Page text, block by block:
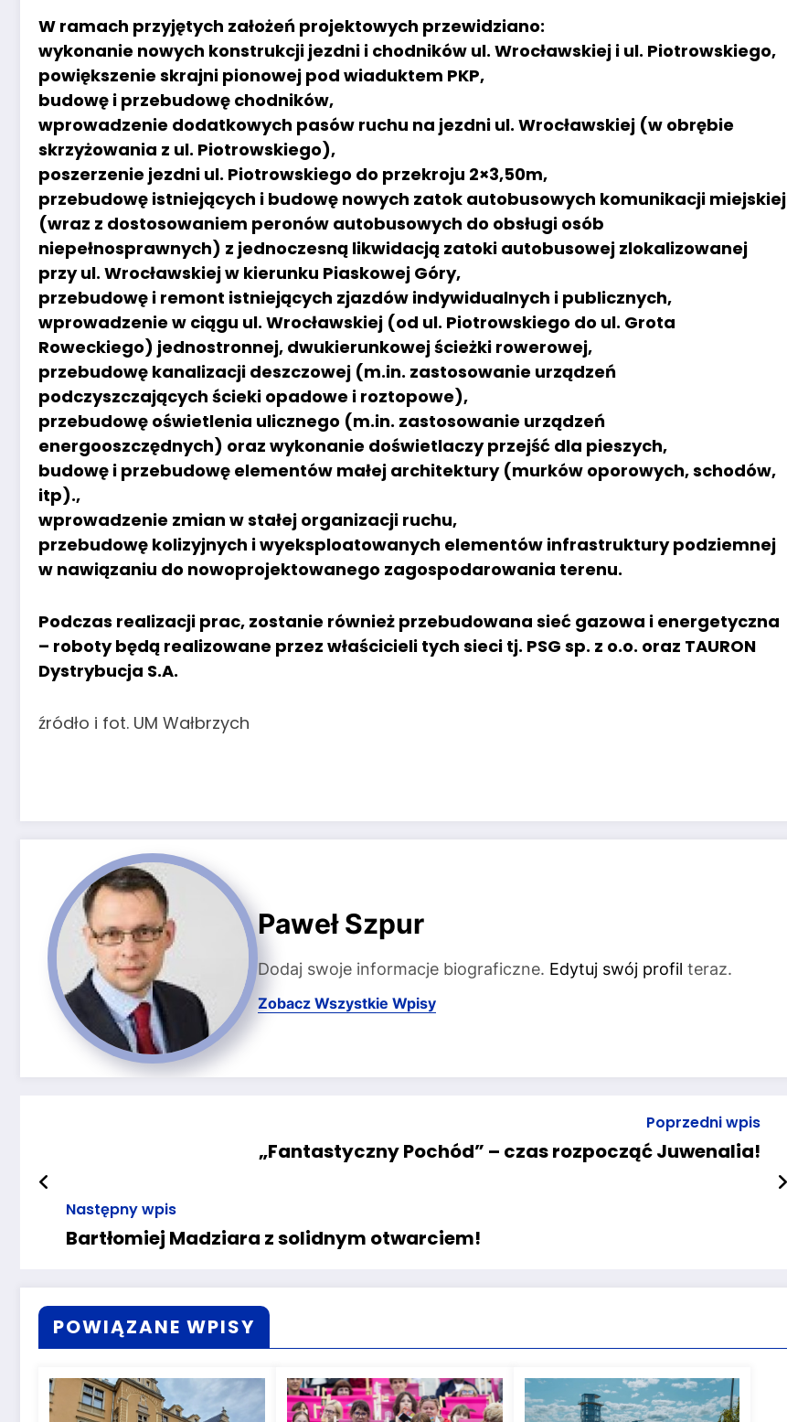
W ramach przyjętych założeń projektowych przewidziano:
wykonanie nowych konstrukcji jezdni i chodników ul. Wrocławskiej i ul. Piotrowskiego,
powiększenie skrajni pionowej pod wiaduktem PKP,
budowę i przebudowę chodników,
wprowadzenie dodatkowych pasów ruchu na jezdni ul. Wrocławskiej (w obrębie
skrzyżowania z ul. Piotrowskiego),
poszerzenie jezdni ul. Piotrowskiego do przekroju 2×3,50m,
przebudowę istniejących i budowę nowych zatok autobusowych komunikacji miejskiej
(wraz z dostosowaniem peronów autobusowych do obsługi osób
niepełnosprawnych) z jednoczesną likwidacją zatoki autobusowej zlokalizowanej
przy ul. Wrocławskiej w kierunku Piaskowej Góry,
przebudowę i remont istniejących zjazdów indywidualnych i publicznych,
wprowadzenie w ciągu ul. Wrocławskiej (od ul. Piotrowskiego do ul. Grota
Roweckiego) jednostronnej, dwukierunkowej ścieżki rowerowej,
przebudowę kanalizacji deszczowej (m.in. zastosowanie urządzeń
podczyszczających ścieki opadowe i roztopowe),
przebudowę oświetlenia ulicznego (m.in. zastosowanie urządzeń
energooszczędnych) oraz wykonanie doświetlaczy przejść dla pieszych,
budowę i przebudowę elementów małej architektury (murków oporowych, schodów,
itp).,
wprowadzenie zmian w stałej organizacji ruchu,
przebudowę kolizyjnych i wyeksploatowanych elementów infrastruktury podziemnej
w nawiązaniu do nowoprojektowanego zagospodarowania terenu.
Podczas realizacji prac, zostanie również przebudowana sieć gazowa i energetyczna
– roboty będą realizowane przez właścicieli tych sieci tj. PSG sp. z o.o. oraz TAURON
Dystrybucja S.A.
źródło i fot. UM Wałbrzych
Paweł Szpur
Dodaj swoje informacje biograficzne. Edytuj swój profil teraz.
Zobacz Wszystkie Wpisy
Poprzedni wpis
„Fantastyczny Pochód” – czas rozpocząć Juwenalia!
Następny wpis
Bartłomiej Madziara z solidnym otwarciem!
POWIĄZANE WPISY